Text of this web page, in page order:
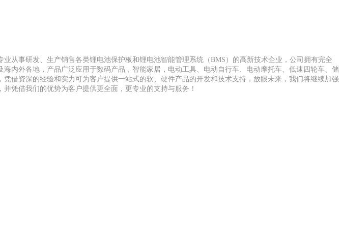
从事研发、生产销售各类锂电池保护板和锂电池智能管理系统（BMS）的高新技术企业，公司拥有完全
内外各地，产品广泛应用于数码产品，智能家居，电动工具、电动自行车、电动摩托车、低速四轮车、储
借资深的经验和实力可为客户提供一站式的软、硬件产品的开发和技术支持，放眼未来，我们将继续加强
凭借我们的优势为客户提供更全面，更专业的支持与服务！